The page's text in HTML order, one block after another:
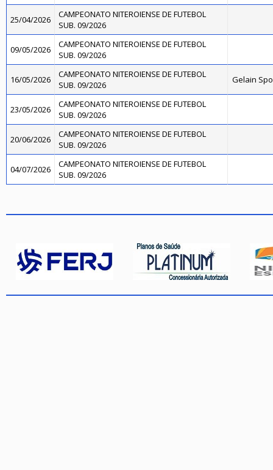
25/04/2026
CAMPEONATO NITEROIENSE DE FUTEBOL
SUB. 09/2026
09/05/2026
CAMPEONATO NITEROIENSE DE FUTEBOL
SUB. 09/2026
16/05/2026
CAMPEONATO NITEROIENSE DE FUTEBOL
SUB. 09/2026
Gelain
23/05/2026
CAMPEONATO NITEROIENSE DE FUTEBOL
SUB. 09/2026
20/06/2026
CAMPEONATO NITEROIENSE DE FUTEBOL
SUB. 09/2026
04/07/2026
CAMPEONATO NITEROIENSE DE FUTEBOL
SUB. 09/2026